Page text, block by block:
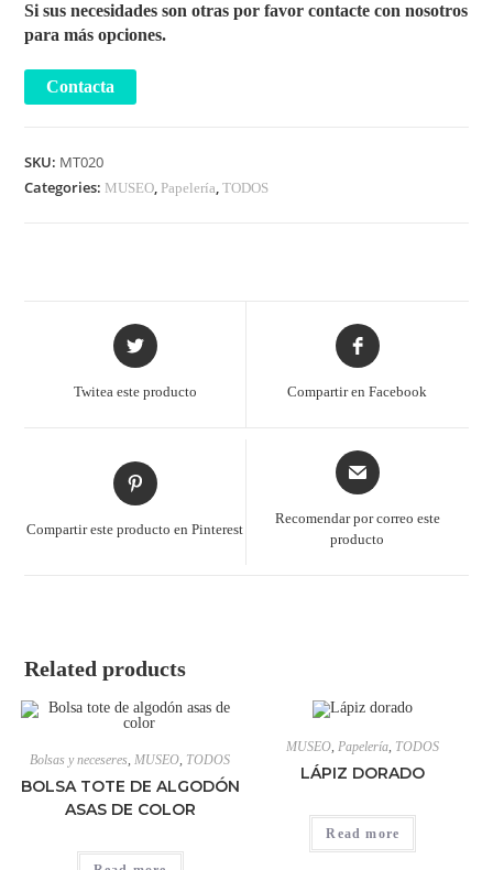
Si sus necesidades son otras por favor contacte con nosotros
para más opciones.
SKU: MT020
Categories: MUSEO, Papelería,TODOS
Twitea este producto Compartir en Facebook
Compartir este producto en Pinterest
Recomendar por correo este
producto
Related products
Bolsas y neceseres,MUSEO, TODOS
BOLSA TOTE DE ALGODÓN
ASAS DE COLOR
MUSEO,Papelería, TODOS
LÁPIZ DORADO
Read more